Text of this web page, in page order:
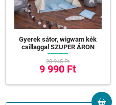
Gyerek sátor, wigwam kék
csillaggal SZUPER ÁRON
20 945 Ft
9 990 Ft